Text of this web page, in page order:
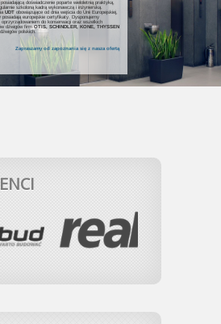
doświadczenie poparte wieloletnią praktyką,
szkoloną kadrą wykonawczą i inżynierską.
UDT obowiązujące od dnia wejścia do Unii Europejskiej,
posiadają europejskie certyfikaty. Dysponujemy
oprzyrządowaniem do konserwacji oraz wszelkich
dźwigów firmOTIS, SCHINDLER, KONE, THYSSEN
polskich.
Zapraszamy od zapoznania się z nasza ofertą